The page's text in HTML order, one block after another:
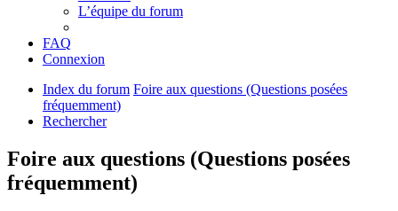
L’équipe du forum
FAQ
Connexion
Index du forum Foire aux questions (Questions posées
fréquemment)
Rechercher
Foire aux questions (Questions posées
fréquemment)